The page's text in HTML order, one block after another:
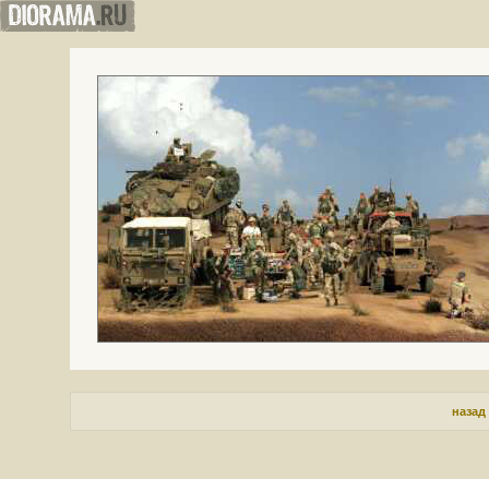
назад